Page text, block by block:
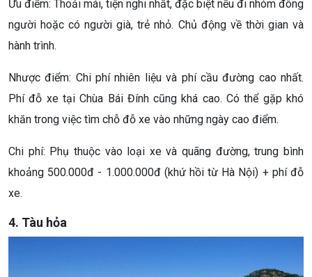
Ưu điểm: Thoải mái, tiện nghi nhất, đặc biệt nếu đi nhóm đông
người hoặc có người già, trẻ nhỏ. Chủ động về thời gian và
hành trình.
Nhược điểm: Chi phí nhiên liệu và phí cầu đường cao nhất.
Phí đỗ xe tại Chùa Bái Đính cũng khá cao. Có thể gặp khó
khăn trong việc tìm chỗ đỗ xe vào những ngày cao điểm.
Chi phí: Phụ thuộc vào loại xe và quãng đường, trung bình
khoảng 500.000đ - 1.000.000đ (khứ hồi từ Hà Nội) + phí đỗ
xe.
4. Tàu hỏa